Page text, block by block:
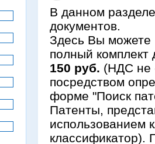
В данном
документов.
Здесь Вы можете
полный комплект
150 руб. (НДС не
посредством
форме "Поиск
Патенты,
использованием
классификатор).